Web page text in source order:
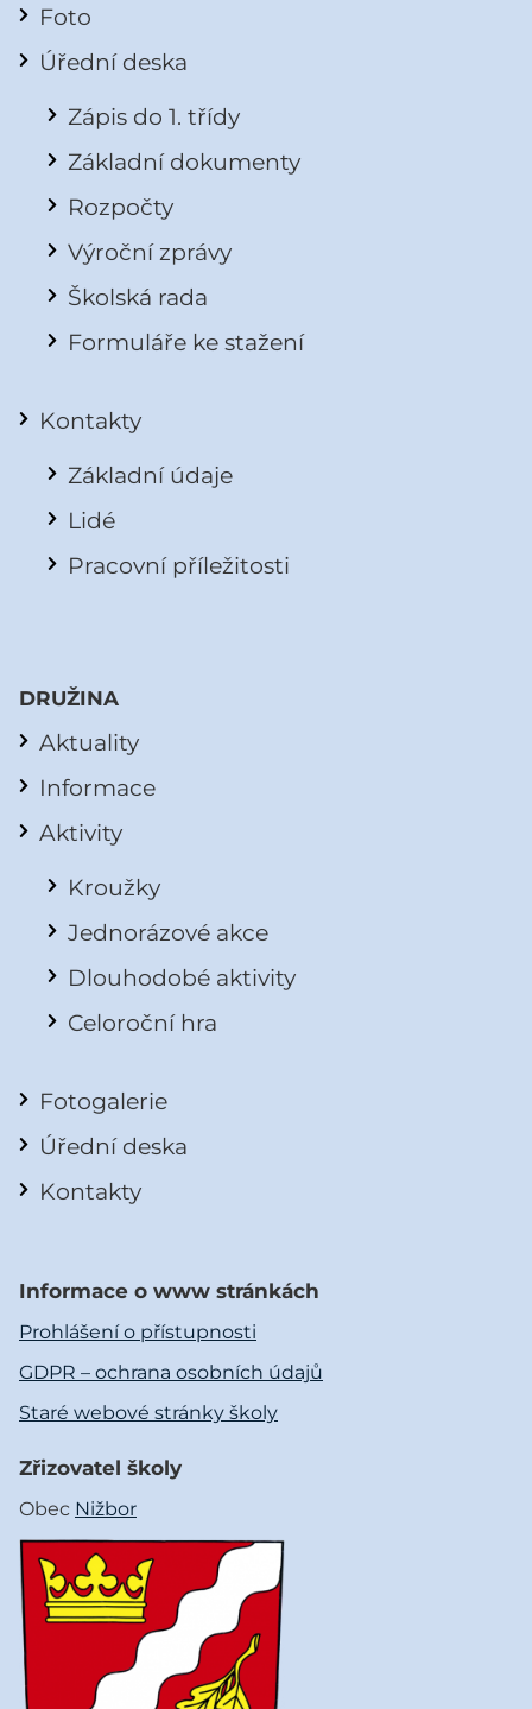
Foto
Úřední deska
Zápis do 1. třídy
Základní dokumenty
Rozpočty
Výroční zprávy
Školská rada
Formuláře ke stažení
Kontakty
Základní údaje
Lidé
Pracovní příležitosti
DRUŽINA
Aktuality
Informace
Aktivity
Kroužky
Jednorázové akce
Dlouhodobé aktivity
Celoroční hra
Fotogalerie
Úřední deska
Kontakty
Informace o www stránkách
Prohlášení o přístupnosti
GDPR – ochrana osobních údajů
Staré webové stránky školy
Zřizovatel školy
Obec Nižbor